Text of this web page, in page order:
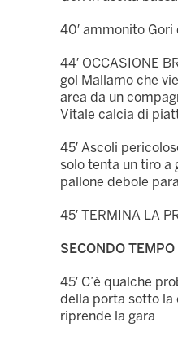
40′ ammonito Gori
44′ OCCASIONE
gol Mallamo che
area da un
Vitale calcia di
45′ Ascoli
solo tenta un tiro a
pallone debole
45′ TERMINA LA
SECONDO TEMPO
45′ C’è qualche
della porta sotto la
riprende la gara